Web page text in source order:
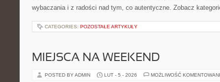
wybaczania i z radości nad tym, co autentyczne. Zobacz
CATEGORIES: POZOSTAŁE ARTYKUŁY
MIEJSCA NA WEEKEND
POSTED BY ADMIN LUT - 5 - 2026 MOŻLIWOŚĆ